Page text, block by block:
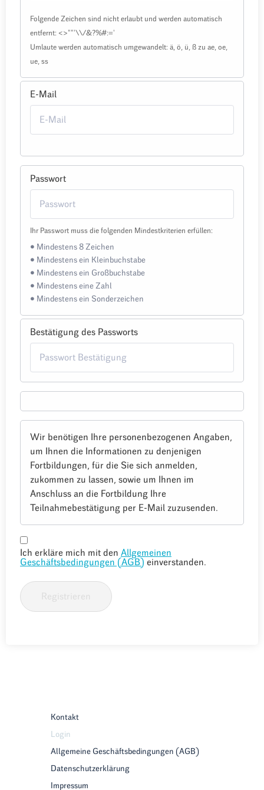
Folgende Zeichen sind nicht erlaubt und werden automatisch
entfernt: <>""'\\/&?%#:='
Umlaute werden automatisch umgewandelt: ä, ö, ü, ß zu ae, oe,
ue, ss
E-Mail
Passwort
Ihr Passwort muss die folgenden Mindestkriterien erfüllen:
• Mindestens 8 Zeichen
• Mindestens ein Kleinbuchstabe
• Mindestens ein Großbuchstabe
• Mindestens eine Zahl
• Mindestens ein Sonderzeichen
Bestätigung des Passworts
Wir benötigen Ihre personenbezogenen Angaben,
um Ihnen die Informationen zu denjenigen
Fortbildungen, für die Sie sich anmelden,
zukommen zu lassen, sowie um Ihnen im
Anschluss an die Fortbildung Ihre
Teilnahmebestätigung per E-Mail zuzusenden.
Ich erkläre mich mit den Allgemeinen
Geschäftsbedingungen (AGB) einverstanden.
Registrieren
Kontakt
Login
Allgemeine Geschäftsbedingungen (AGB)
Datenschutzerklärung
Impressum